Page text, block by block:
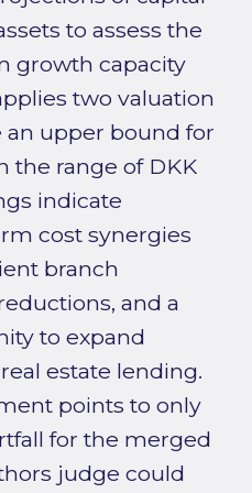
to assess the
growth capacity
two valuation
upper bound for
the range of DKK
indicate
cost synergies
branch
and a
to expand
estate lending.
points to only
for the merged
judge could